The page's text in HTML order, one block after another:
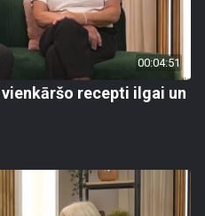
00:04:51
recepti ilgai un